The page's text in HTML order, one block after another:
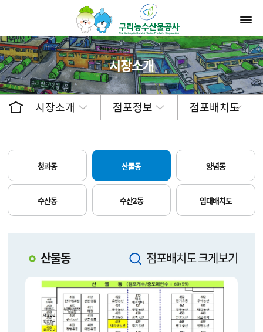
시장소개
시장소개 점포정보 점포배치도
청과동 산물동 양념동
수산동 수산2동 임대배치도
산물동 점포배치도 크게보기